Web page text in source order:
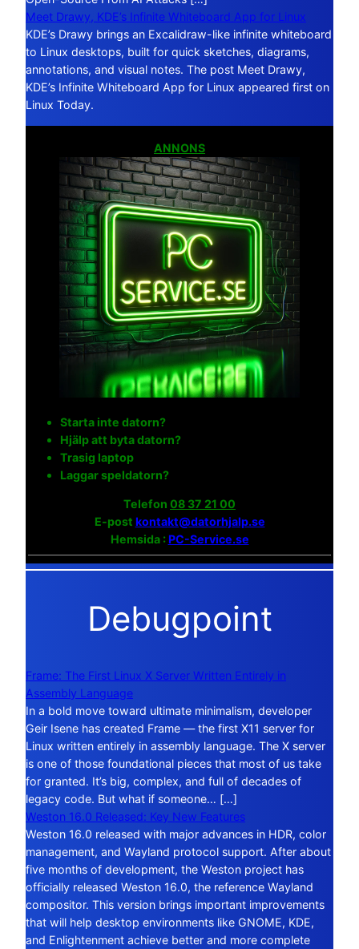
Meet Drawy, KDE’s Infinite Whiteboard App for Linux
KDE’s Drawy brings an Excalidraw-like infinite whiteboard
to Linux desktops, built for quick sketches, diagrams,
annotations, and visual notes. The post Meet Drawy,
KDE’s Infinite Whiteboard App for Linux appeared first on
Linux Today.
ANNONS
Starta inte datorn?
Hjälp att byta datorn?
Trasig laptop
Laggar speldatorn?
Telefon 08 37 21 00
E-post kontakt@datorhjalp.se
Hemsida : PC-Service.se
Debugpoint
Frame: The First Linux X Server Written Entirely in
Assembly Language
In a bold move toward ultimate minimalism, developer
Geir Isene has created Frame — the first X11 server for
Linux written entirely in assembly language. The X server
is one of those foundational pieces that most of us take
for granted. It’s big, complex, and full of decades of
legacy code. But what if someone… […]
Weston 16.0 Released: Key New Features
Weston 16.0 released with major advances in HDR, color
management, and Wayland protocol support. After about
five months of development, the Weston project has
officially released Weston 16.0, the reference Wayland
compositor. This version brings important improvements
that will help desktop environments like GNOME, KDE,
and Enlightenment achieve better and more complete